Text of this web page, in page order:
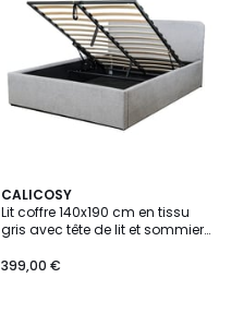
CALICOSY
Lit coffre 140x190 cm en tissu
gris avec tête de lit et sommier
399,00 €